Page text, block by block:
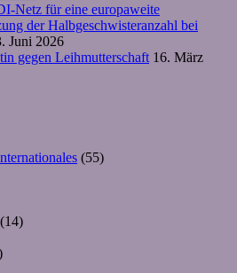
Netz für eine europaweite
der Halbgeschwisteranzahl bei
Juni 2026
gegen Leihmutterschaft 16. März
(55)
(14)